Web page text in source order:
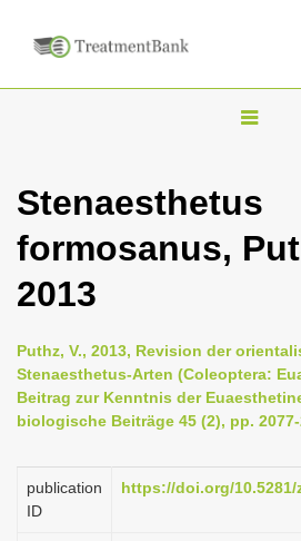
T
g
v
i
g
t
Stenaesthetus
formosanus,
2013
Puthz, V., 2013, Revision der
Stenaesthetus-Arten (Coleoptera:
Beitrag zur Kenntnis der
biologische Beiträge 45 (2), pp. 2077-
publication
ID
https://doi.org/10.5281/